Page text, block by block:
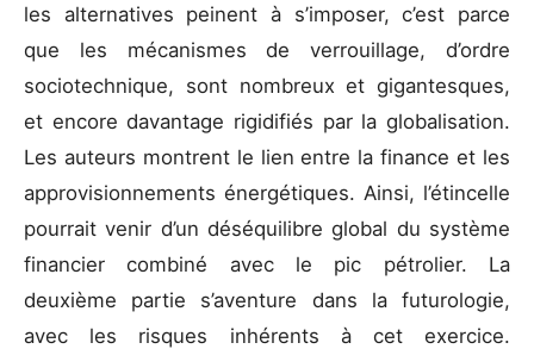
les alternatives peinent à s’imposer, c’est parce
que les mécanismes de verrouillage, d’ordre
sociotechnique, sont nombreux et gigantesques,
et encore davantage rigidifiés par la globalisation.
Les auteurs montrent le lien entre la finance et les
approvisionnements énergétiques. Ainsi, l’étincelle
pourrait venir d’un déséquilibre global du système
financier combiné avec le pic pétrolier. La
deuxième partie s’aventure dans la futurologie,
avec les risques inhérents à cet exercice.